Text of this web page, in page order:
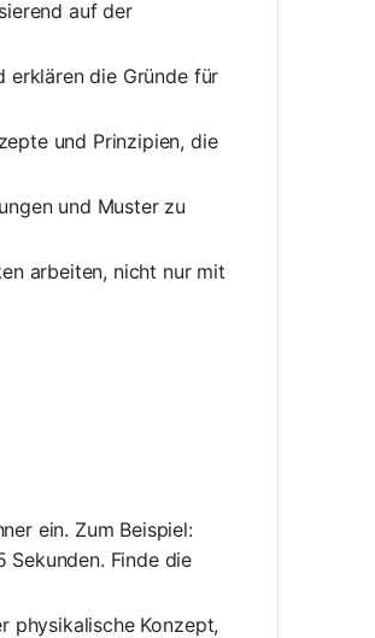
auf der
erklären die Gründe für
und Prinzipien, die
und Muster zu
arbeiten, nicht nur mit
ein. Zum Beispiel:
Finde die
physikalische Konzept,